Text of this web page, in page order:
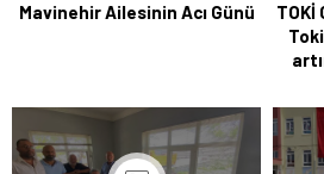
Mavinehir Ailesinin Acı Günü